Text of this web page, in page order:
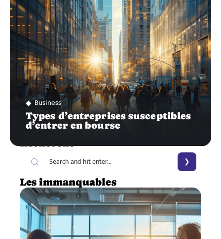
Business
Types d’entreprises susceptibles
d’entrer en bourse
Recherche
Les immanquables